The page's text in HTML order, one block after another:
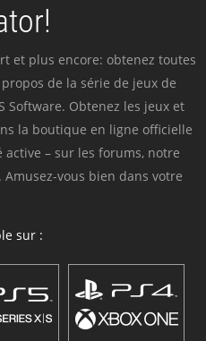
et plus encore: obtenez toutes
de la série de jeux de
Software. Obtenez les jeux et
la boutique en ligne officielle
– sur les forums, notre
vous bien dans votre
sur :